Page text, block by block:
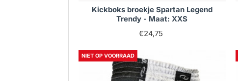
Kickboks broekje Spartan Legend
Trendy - Maat: XXS
€24,75
NIET OP VOORRAAD